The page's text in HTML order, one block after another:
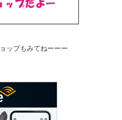
ップもみてねーーー